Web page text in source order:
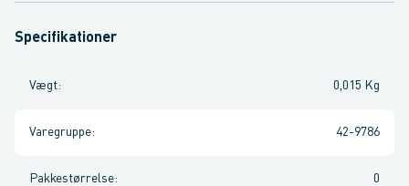
Specifikationer
Vægt: 0,015 Kg
Varegruppe: 42-9786
Pakkestørrelse: 0